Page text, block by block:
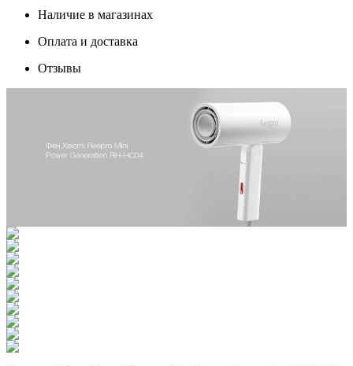
Наличие в магазинах
Оплата и доставка
Отзывы